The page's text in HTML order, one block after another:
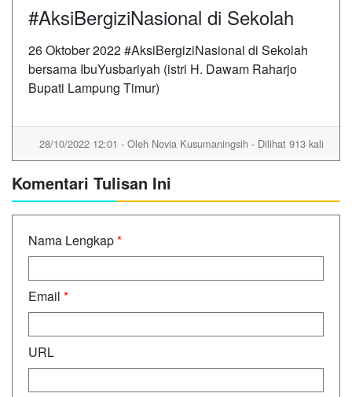
#AksiBergiziNasional di Sekolah
26 Oktober 2022 #AksiBergiziNasional di Sekolah
bersama IbuYusbariyah (istri H. Dawam Raharjo
Bupati Lampung Timur)
28/10/2022 12:01 - Oleh Novia Kusumaningsih - Dilihat 913 kali
Komentari Tulisan Ini
Nama Lengkap*
Email *
URL